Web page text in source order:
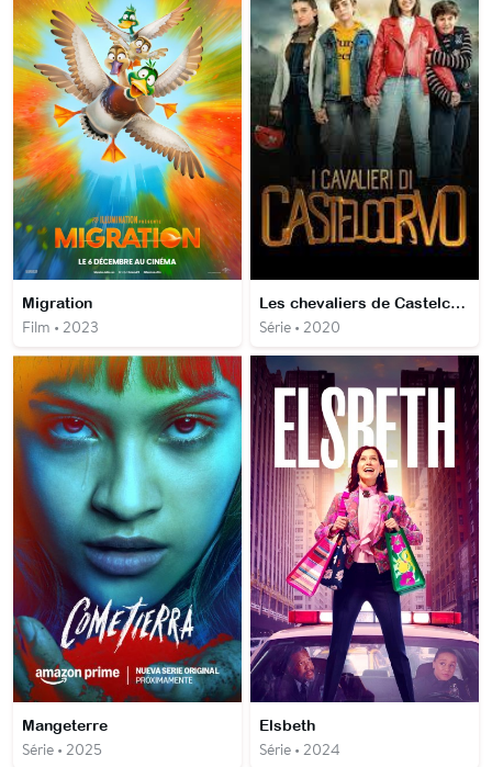
Migration
Film • 2023
Les chevaliers de Castelcorvo
Série • 2020
Mangeterre
Série • 2025
Elsbeth
Série • 2024